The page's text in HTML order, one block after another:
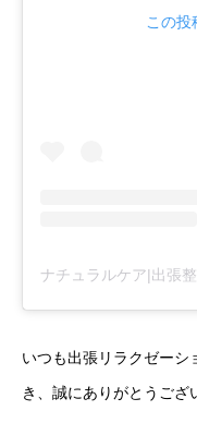
この
いつも出張リラクゼーシ
き、誠にありがとうござ